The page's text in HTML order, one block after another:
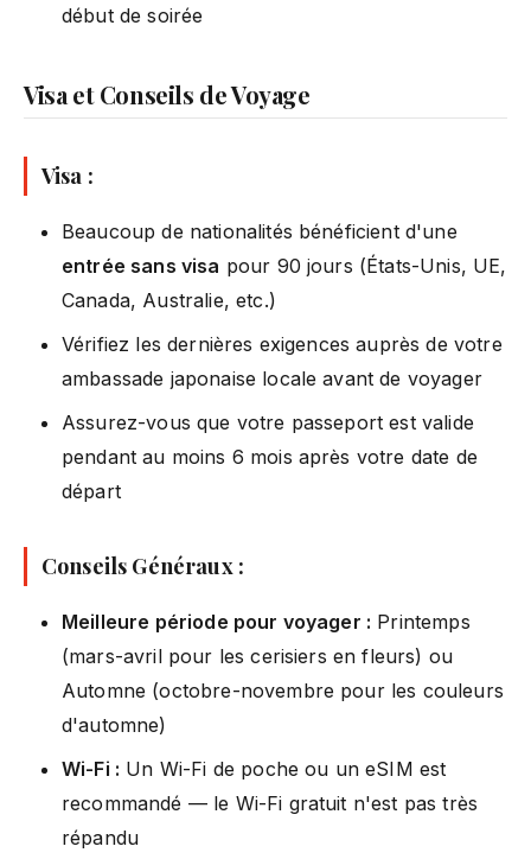
début de soirée
Visa et Conseils de Voyage
Visa :
Beaucoup de nationalités bénéficient d'une
entrée sans visa pour 90 jours (États-Unis, UE,
Canada, Australie, etc.)
Vérifiez les dernières exigences auprès de votre
ambassade japonaise locale avant de voyager
Assurez-vous que votre passeport est valide
pendant au moins 6 mois après votre date de
départ
Conseils Généraux :
Meilleure période pour voyager : Printemps
(mars-avril pour les cerisiers en fleurs) ou
Automne (octobre-novembre pour les couleurs
d'automne)
Wi-Fi : Un Wi-Fi de poche ou un eSIM est
recommandé — le Wi-Fi gratuit n'est pas très
répandu